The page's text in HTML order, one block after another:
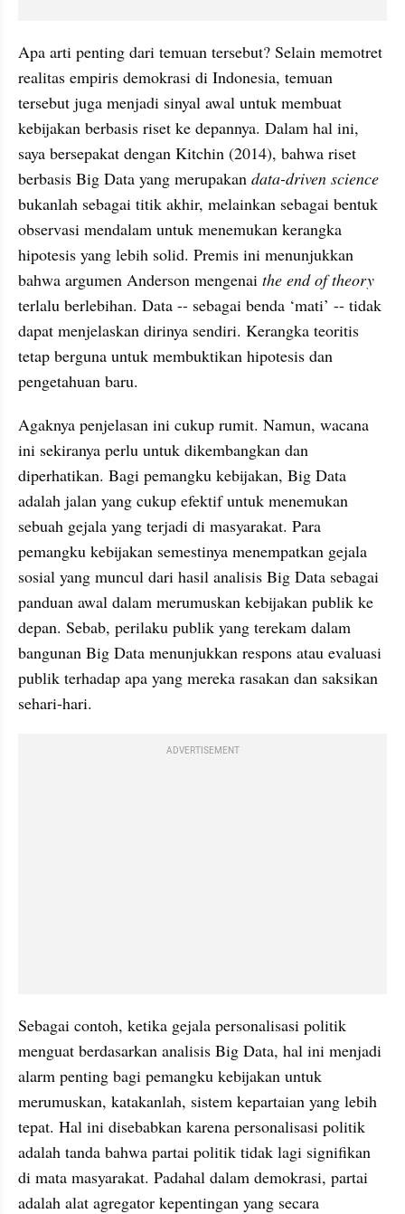
Apa arti penting dari temuan tersebut? Selain memotret
realitas empiris demokrasi di Indonesia, temuan
tersebut juga menjadi sinyal awal untuk membuat
kebijakan berbasis riset ke depannya. Dalam hal ini,
saya bersepakat dengan Kitchin (2014), bahwa riset
berbasis Big Data yang merupakan data-driven science
bukanlah sebagai titik akhir, melainkan sebagai bentuk
observasi mendalam untuk menemukan kerangka
hipotesis yang lebih solid. Premis ini menunjukkan
bahwa argumen Anderson mengenai the end of theory
terlalu berlebihan. Data -- sebagai benda ‘mati’ -- tidak
dapat menjelaskan dirinya sendiri. Kerangka teoritis
tetap berguna untuk membuktikan hipotesis dan
pengetahuan baru.
Agaknya penjelasan ini cukup rumit. Namun, wacana
ini sekiranya perlu untuk dikembangkan dan
diperhatikan. Bagi pemangku kebijakan, Big Data
adalah jalan yang cukup efektif untuk menemukan
sebuah gejala yang terjadi di masyarakat. Para
pemangku kebijakan semestinya menempatkan gejala
sosial yang muncul dari hasil analisis Big Data sebagai
panduan awal dalam merumuskan kebijakan publik ke
depan. Sebab, perilaku publik yang terekam dalam
bangunan Big Data menunjukkan respons atau evaluasi
publik terhadap apa yang mereka rasakan dan saksikan
sehari-hari.
ADVERTISEMENT
Sebagai contoh, ketika gejala personalisasi politik
menguat berdasarkan analisis Big Data, hal ini menjadi
alarm penting bagi pemangku kebijakan untuk
merumuskan, katakanlah, sistem kepartaian yang lebih
tepat. Hal ini disebabkan karena personalisasi politik
adalah tanda bahwa partai politik tidak lagi signifikan
di mata masyarakat. Padahal dalam demokrasi, partai
adalah alat agregator kepentingan yang secara